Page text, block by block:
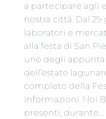
a partecipare agli
nostra città. Dal
laboratori e
alla festa di San
uno degli
dell’estate
completo della
informazioni. Noi
presenti, durante…